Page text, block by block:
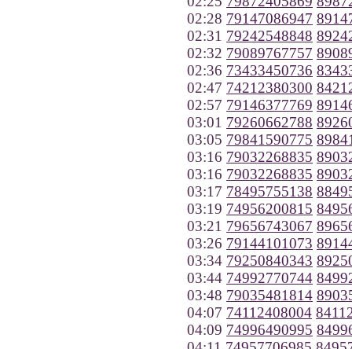
02:28 79147086947
02:31 79242548848
02:32 79089767757
02:36 73433450736
02:47 74212380300
02:57 79146377769
03:01 79260662788
03:05 79841590775
03:16 79032268835
03:16 79032268835
03:17 78495755138
03:19 74956200815
03:21 79656743067
03:26 79144101073
03:34 79250840343
03:44 74992770744
03:48 79035481814
04:07 74112408004
04:09 74996490995